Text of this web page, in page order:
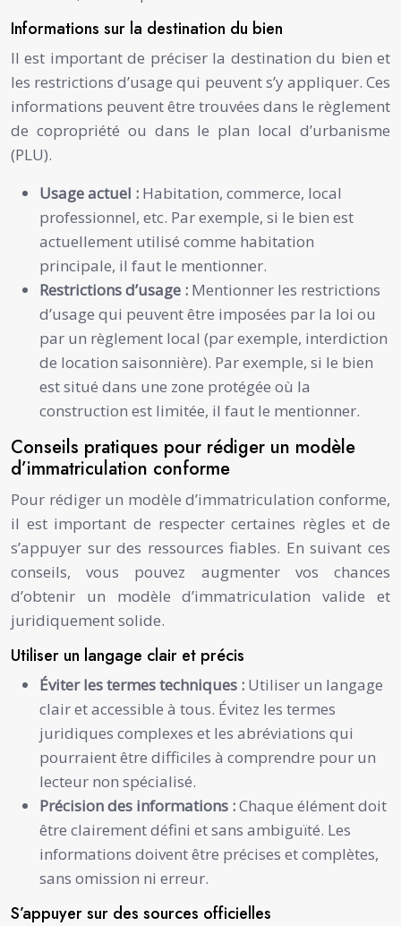
Informations sur la destination du bien
Il est important de préciser la destination du bien et
les restrictions d’usage qui peuvent s’y appliquer. Ces
informations peuvent être trouvées dans le règlement
de copropriété ou dans le plan local d’urbanisme
(PLU).
Usage actuel : Habitation, commerce, local
professionnel, etc. Par exemple, si le bien est
actuellement utilisé comme habitation
principale, il faut le mentionner.
Restrictions d’usage : Mentionner les restrictions
d’usage qui peuvent être imposées par la loi ou
par un règlement local (par exemple, interdiction
de location saisonnière). Par exemple, si le bien
est situé dans une zone protégée où la
construction est limitée, il faut le mentionner.
Conseils pratiques pour rédiger un modèle
d’immatriculation conforme
Pour rédiger un modèle d’immatriculation conforme,
il est important de respecter certaines règles et de
s’appuyer sur des ressources fiables. En suivant ces
conseils, vous pouvez augmenter vos chances
d’obtenir un modèle d’immatriculation valide et
juridiquement solide.
Utiliser un langage clair et précis
Éviter les termes techniques : Utiliser un langage
clair et accessible à tous. Évitez les termes
juridiques complexes et les abréviations qui
pourraient être difficiles à comprendre pour un
lecteur non spécialisé.
Précision des informations :Chaque élément doit
être clairement défini et sans ambiguïté. Les
informations doivent être précises et complètes,
sans omission ni erreur.
S’appuyer sur des sources officielles